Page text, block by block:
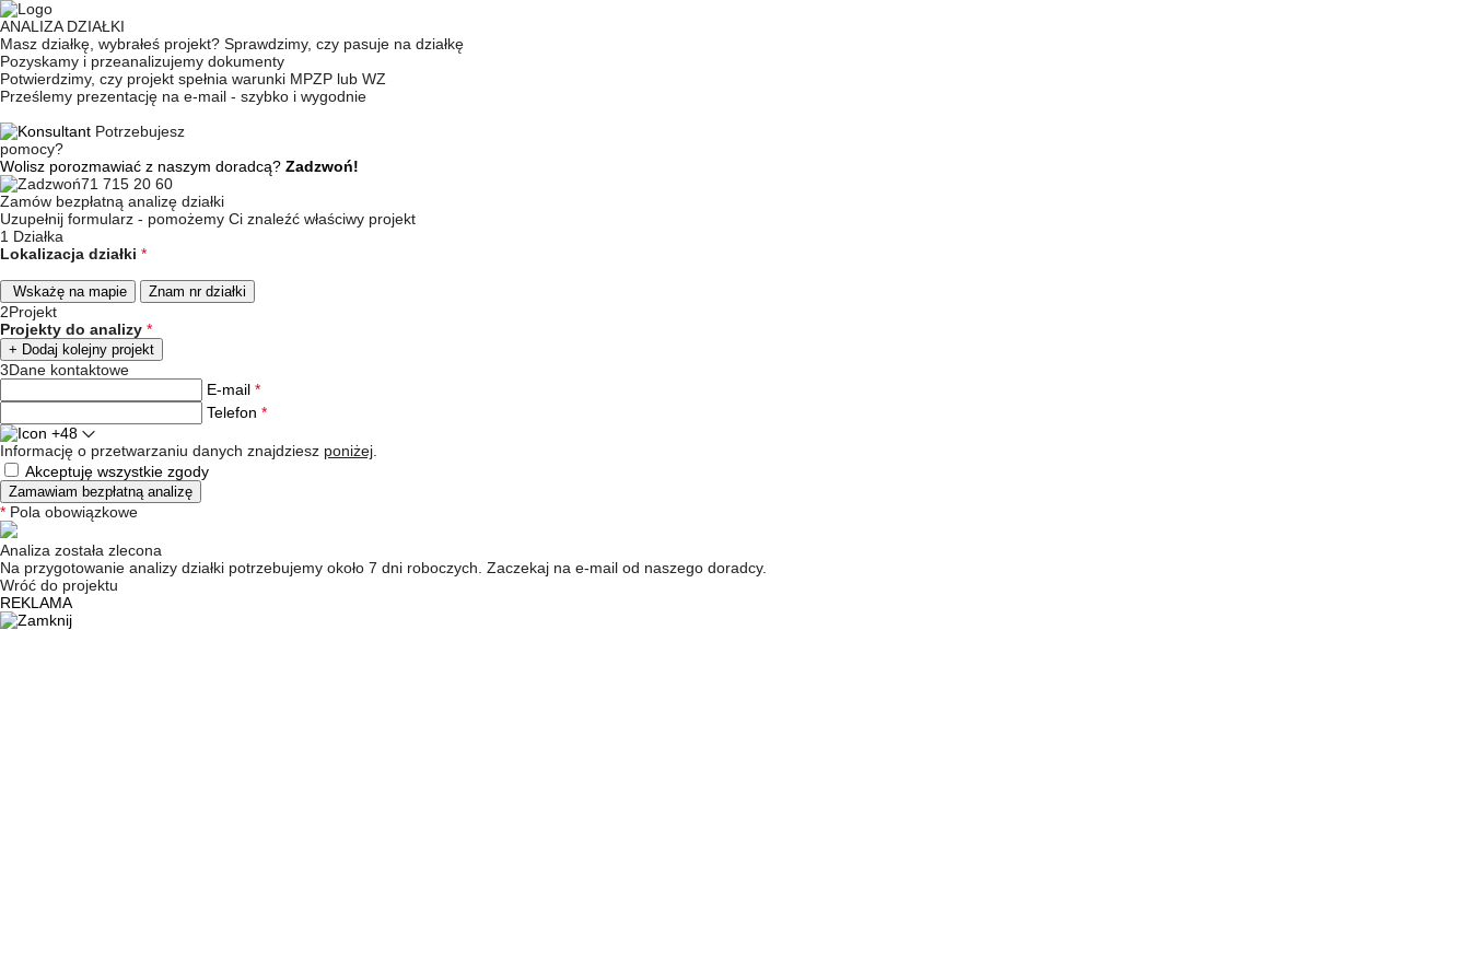
ANALIZA DZIAŁKI
Masz działkę, wybrałeś projekt? Sprawdzimy, czy pasuje na działkę
Pozyskamy i przeanalizujemy dokumenty
Potwierdzimy, czy projekt spełnia warunki MPZP lub WZ
Prześlemy prezentację na e-mail - szybko i wygodnie
Potrzebujesz
pomocy?
Wolisz porozmawiać z naszym doradcą? Zadzwoń!
71 715 20 60
Zamów bezpłatną analizę działki
Uzupełnij formularz - pomożemy Ci znaleźć właściwy projekt
1 Działka
Lokalizacja działki *
Wskażę na mapie Znam nr działki
2Projekt
Projekty do analizy *
+ Dodaj kolejny projekt
3Dane kontaktowe
E-mail *
Telefon *
+48
Informację o przetwarzaniu danych znajdziesz poniżej
Akceptuję wszystkie zgody
Zamawiam bezpłatną analizę
* Pola obowiązkowe
Analiza została zlecona
Na przygotowanie analizy działki potrzebujemy około 7 dni roboczych. Zaczekaj na e-mail od naszego doradcy.
Wróć do projektu
REKLAMA